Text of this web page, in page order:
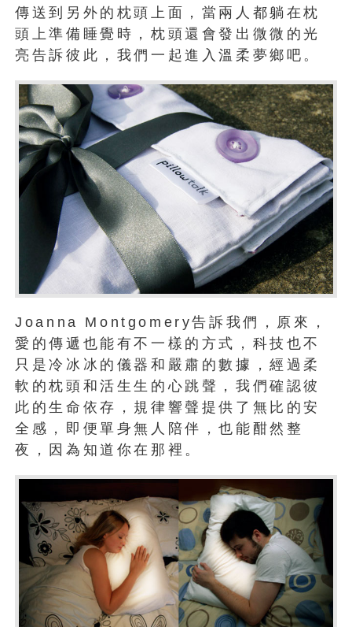
傳送到另外的枕頭上面，當兩人都躺在枕
頭上準備睡覺時，枕頭還會發出微微的光
亮告訴彼此，我們一起進入溫柔夢鄉吧。
Joanna Montgomery告訴我們，原來，
愛的傳遞也能有不一樣的方式，科技也不
只是冷冰冰的儀器和嚴肅的數據，經過柔
軟的枕頭和活生生的心跳聲，我們確認彼
此的生命依存，規律響聲提供了無比的安
全感，即便單身無人陪伴，也能酣然整
夜，因為知道你在那裡。